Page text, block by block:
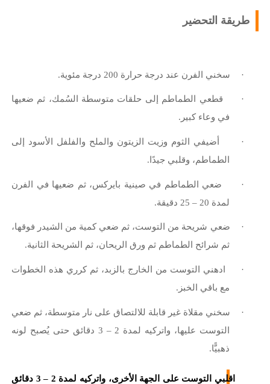
طريقة التحضير
· سخني الفرن عند درجة حرارة 200 درجة مئوية.
·
قطعي الطماطم إلى حلقات متوسطة السُمك، ثم ضعيها
في وعاء كبير.
·
أضيفي الثوم وزيت الزيتون والملح والفلفل الأسود إلى
الطماطم، وقلبي جيدًا.
·
ضعي الطماطم في صينية بايركس، ثم ضعيها في الفرن
لمدة 20 – 25 دقيقة.
·
ضعي شريحة من التوست، ثم ضعي كمية من الشيدر فوقها،
ثم شرائح الطماطم ثم ورق الريحان، ثم الشريحة الثانية.
·
ادهني التوست من الخارج بالزبد، ثم كرري هذه الخطوات
مع باقي الخبز.
·
سخني مقلاة غير قابلة للالتصاق على نار متوسطة، ثم ضعي
التوست عليها، واتركيه لمدة 2 – 3 دقائق حتى يُصبح لونه
ذهبيًّا.
اقلبي التوست على الجهة الأخرى، واتركيه لمدة 2 – 3 دقائق